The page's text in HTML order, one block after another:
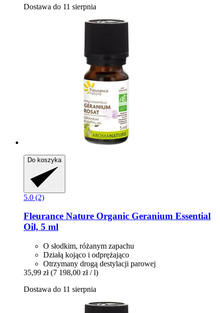
Dostawa do 11 sierpnia
Do koszyka
5.0 (2)
Fleurance Nature Organic Geranium Essential
Oil, 5 ml
O słodkim, różanym zapachu
Działą kojąco i odprężająco
Otrzymany drogą destylacji parowej
35,99 zł (7 198,00 zł / l)
Dostawa do 11 sierpnia